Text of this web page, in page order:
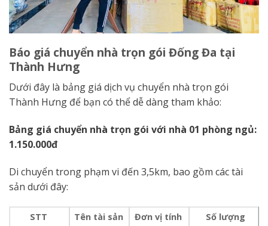
Báo giá chuyển nhà trọn gói Đống Đa tại
Thành Hưng
Dưới đây là bảng giá dịch vụ chuyển nhà trọn gói
Thành Hưng để bạn có thể dễ dàng tham khảo:
Bảng giá chuyển nhà trọn gói với nhà 01 phòng ngủ:
1.150.000đ
Di chuyển trong phạm vi đến 3,5km, bao gồm các tài
sản dưới đây:
STT Tên tài sản Đơn vị tính Số lượng